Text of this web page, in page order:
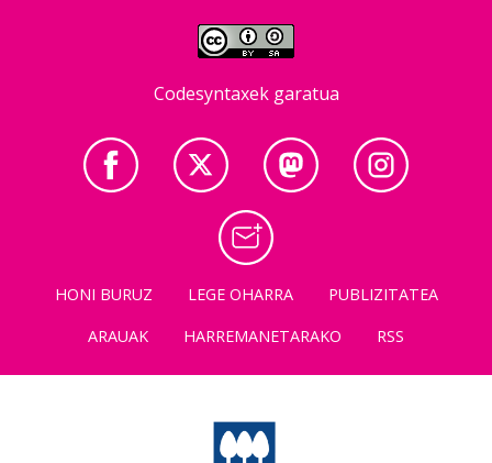
Codesyntaxek garatua
HONI BURUZ LEGE OHARRA
PUBLIZITATEA
ARAUAK
HARREMANETARAKO RSS